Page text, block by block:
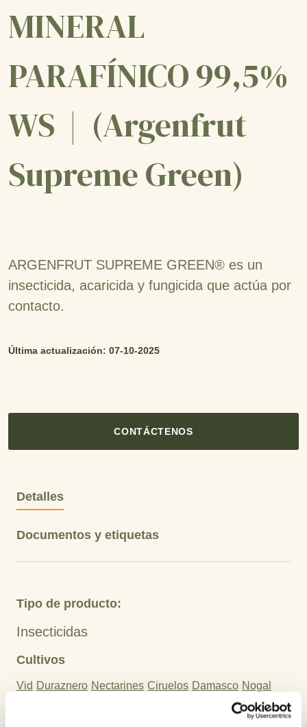
MINERAL
PARAFÍNICO 99,5%
WS | (Argenfrut
Supreme Green)
ARGENFRUT SUPREME GREEN® es un
insecticida, acaricida y fungicida que actúa por
contacto.
Última actualización: 07-10-2025
CONTÁCTENOS
Detalles
Documentos y etiquetas
Tipo de producto:
Insecticidas
Cultivos
Vid Duraznero Nectarines Ciruelos Damasco Nogal
Clementinas Pomelos